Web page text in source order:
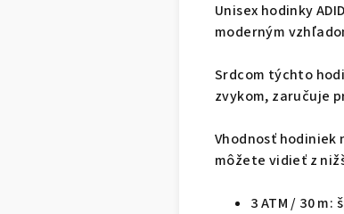
Unisex hodinky
moderným
Srdcom týchto
zvykom, zaručuje
Vhodnosť hodiniek
môžete vidieť z
3 ATM / 30